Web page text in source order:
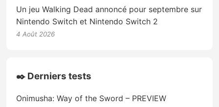
Un jeu Walking Dead annoncé pour septembre sur
Nintendo Switch et Nintendo Switch 2
4 Août 2026
✒️ Derniers tests
Onimusha: Way of the Sword – PREVIEW